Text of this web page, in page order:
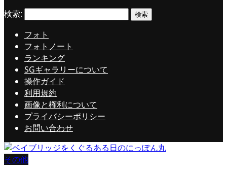
フォト
フォトノート
ランキング
SGギャラリーについて
操作ガイド
利用規約
画像と権利について
プライバシーポリシー
お問い合わせ
検索:
その他